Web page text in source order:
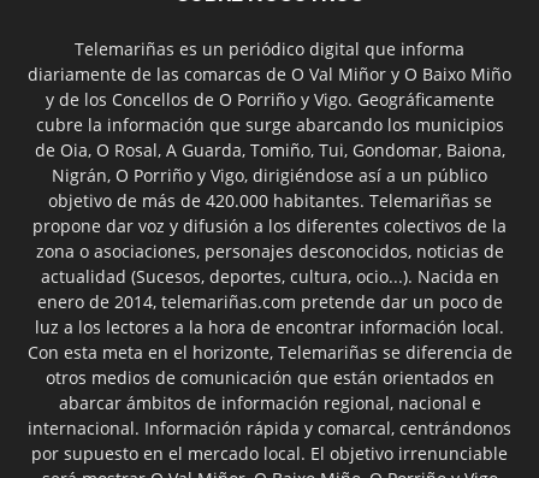
Telemariñas es un periódico digital que informa
diariamente de las comarcas de O Val Miñor y O Baixo Miño
y de los Concellos de O Porriño y Vigo. Geográficamente
cubre la información que surge abarcando los municipios
de Oia, O Rosal, A Guarda, Tomiño, Tui, Gondomar, Baiona,
Nigrán, O Porriño y Vigo, dirigiéndose así a un público
objetivo de más de 420.000 habitantes. Telemariñas se
propone dar voz y difusión a los diferentes colectivos de la
zona o asociaciones, personajes desconocidos, noticias de
actualidad (Sucesos, deportes, cultura, ocio...). Nacida en
enero de 2014, telemariñas.com pretende dar un poco de
luz a los lectores a la hora de encontrar información local.
Con esta meta en el horizonte, Telemariñas se diferencia de
otros medios de comunicación que están orientados en
abarcar ámbitos de información regional, nacional e
internacional. Información rápida y comarcal, centrándonos
por supuesto en el mercado local. El objetivo irrenunciable